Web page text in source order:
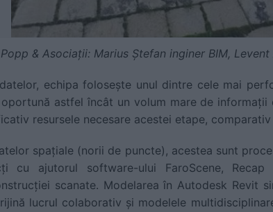
& Asociații: Marius Ștefan inginer BIM,
echipa folosește unul dintre cele mai
astfel încât un volum mare de
resursele necesare acestei etape,
spațiale (norii de puncte), acestea sunt
cu ajutorul software-ului FaroScene, Recap
scanate. Modelarea în Autodesk Revit
lucrul colaborativ și modelele